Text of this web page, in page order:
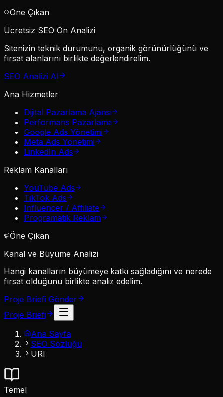
Öne Çıkan
Ücretsiz SEO Ön Analizi
Sitenizin teknik durumunu, organik görünürlüğünü ve
fırsat alanlarını birlikte değerlendirelim.
SEO Analizi Al
Ana Hizmetler
Dijital Pazarlama Ajansı
Performans Pazarlama
Google Ads Yönetimi
Meta Ads Yönetimi
LinkedIn Ads
Reklam Kanalları
YouTube Ads
TikTok Ads
Influencer / Affiliate
Programatik Reklam
Öne Çıkan
Kanal ve Büyüme Analizi
Hangi kanalların büyümeye katkı sağladığını ve nerede
fırsat olduğunu birlikte analiz edelim.
Proje Briefi Gönder
Proje Briefi
Ana Sayfa
SEO Sözlüğü
URI
Temel